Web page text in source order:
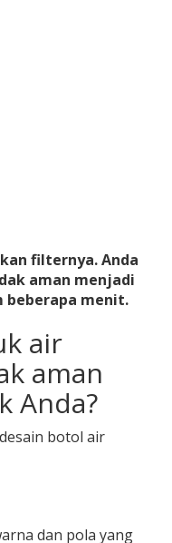
filternya. Anda
aman menjadi
beberapa menit.
air
aman
Anda?
botol air
dan pola yang